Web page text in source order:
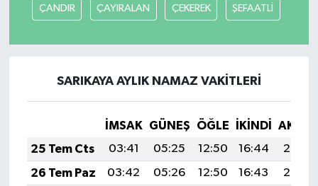
ÇANDIR ÇAYIRALAN ÇEKEREK ŞEFAATLİ
SARIKAYA AYLIK NAMAZ VAKITLERI
İMSAK GÜNEŞ ÖĞLE İKINDI
25 Tem Cts
03:41 05:25 12:50 16:44
20:06
26 Tem Paz
03:42 05:26 12:50 16:43
20:05